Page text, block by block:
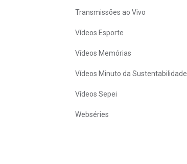
Transmissões ao Vivo
Vídeos Esporte
Vídeos Memórias
Vídeos Minuto da Sustentabilidade
Vídeos Sepei
Webséries